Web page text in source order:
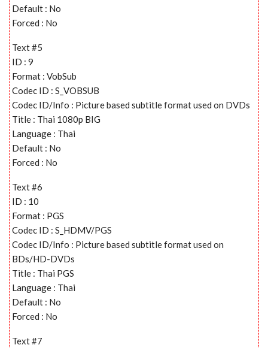
Default : No
Forced : No
Text #5
ID : 9
Format : VobSub
Codec ID : S_VOBSUB
Codec ID/Info : Picture based subtitle format used on DVDs
Title : Thai 1080p BIG
Language : Thai
Default : No
Forced : No
Text #6
ID : 10
Format : PGS
Codec ID : S_HDMV/PGS
Codec ID/Info : Picture based subtitle format used on
BDs/HD-DVDs
Title : Thai PGS
Language : Thai
Default : No
Forced : No
Text #7